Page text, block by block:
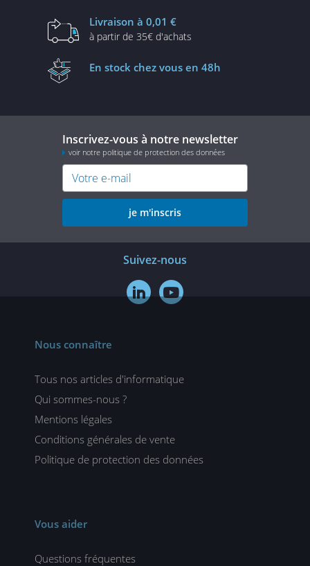
Livraison à 0,01 €
à partir de 35€ d'achats
En stock chez vous en 48h
Inscrivez-vous à notre newsletter
voir notre politique de protection des données
je m'inscris
Suivez-nous
 
Nous connaître
Tous nos articles d'informatique
Qui sommes-nous ?
Mentions légales
Conditions générales de vente
Politique de protection des données
Vous aider
Questions fréquentes